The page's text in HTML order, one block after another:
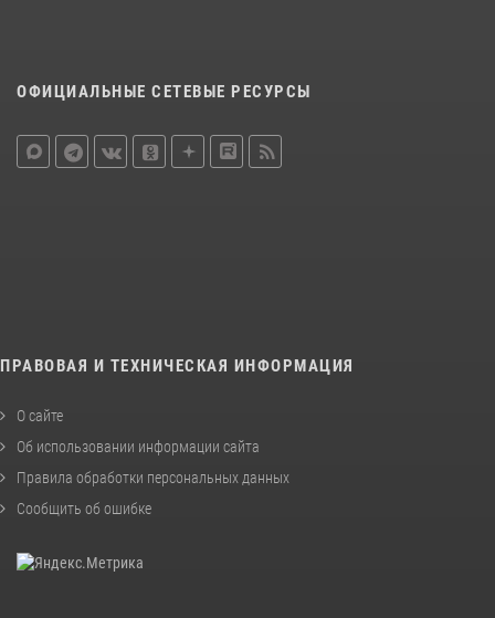
ОФИЦИАЛЬНЫЕ СЕТЕВЫЕ РЕСУРСЫ
ПРАВОВАЯ И ТЕХНИЧЕСКАЯ ИНФОРМАЦИЯ
О сайте
Об использовании информации сайта
Правила обработки персональных данных
Сообщить об ошибке